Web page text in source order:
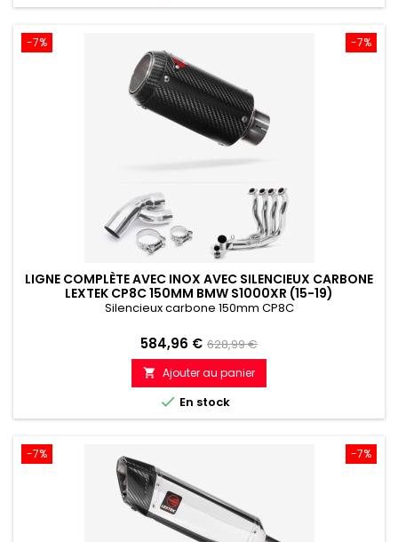
-7%
-7%
LIGNE COMPLÈTE AVEC INOX AVEC SILENCIEUX CARBONE
LEXTEK CP8C 150MM BMW S1000XR (15-19)
Silencieux carbone 150mm CP8C
Prix
584,96 € Prix
de
référence
628,99 €
 Ajouter au panier
 En stock
-7%
-7%